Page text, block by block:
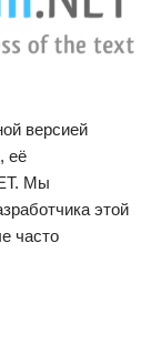
версией
её
Мы
этой
часто